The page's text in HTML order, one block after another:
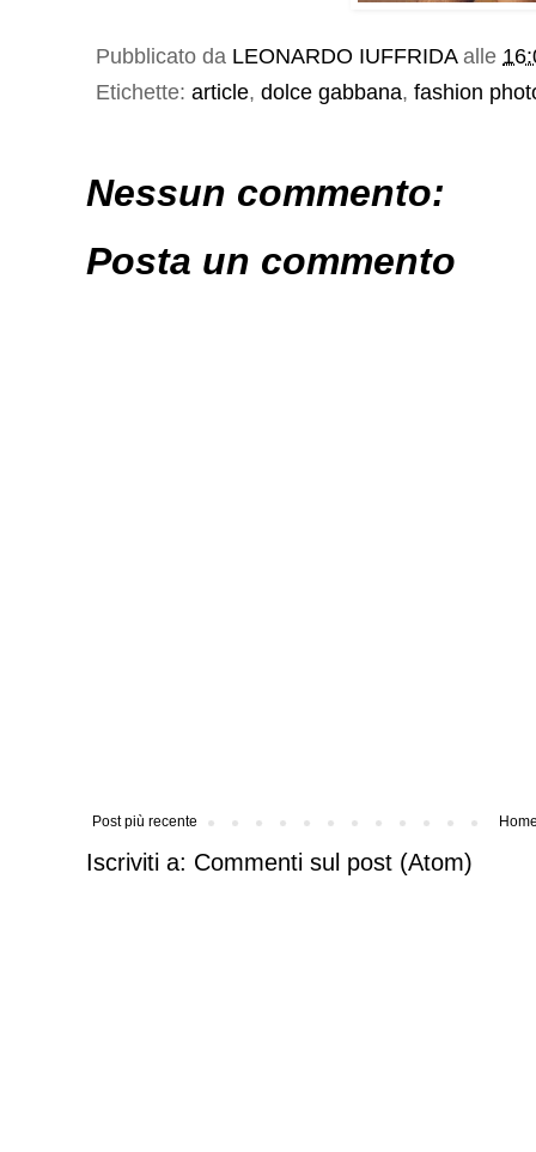
Pubblicato da LEONARDO IUFFRIDA alle
Etichette: article, dolce gabbana, fashion
Nessun commento:
Posta un commento
Post più recente
Iscriviti a: Commenti sul post (Atom)